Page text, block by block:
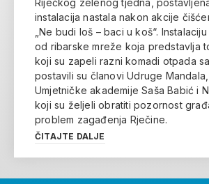
Riječkog zelenog tjedna,
instalacija nastala nakon akcije
„Ne budi loš – baci u koš“.
od ribarske mreže koja predstavlja
koji su zapeli razni komadi otpada
postavili su članovi Udruge
Umjetničke akademije Saša Babić i
koji su željeli obratiti pozornost
problem zagađenja Rječine.
ČITAJTE DALJE